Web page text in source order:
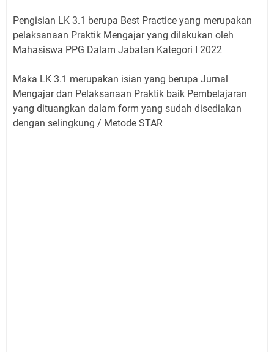
Pengisian LK 3.1 berupa Best Practice yang merupakan
pelaksanaan Praktik Mengajar yang dilakukan oleh
Mahasiswa PPG Dalam Jabatan Kategori I 2022
Maka LK 3.1 merupakan isian yang berupa Jurnal
Mengajar dan Pelaksanaan Praktik baik Pembelajaran
yang dituangkan dalam form yang sudah disediakan
dengan selingkung / Metode STAR